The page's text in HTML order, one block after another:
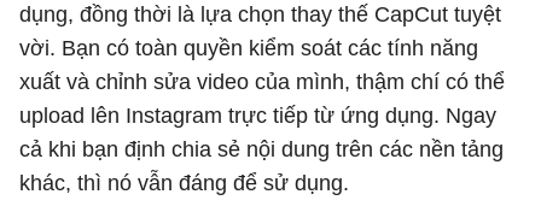
dụng, đồng thời là lựa chọn thay thế CapCut tuyệt
vời. Bạn có toàn quyền kiểm soát các tính năng
xuất và chỉnh sửa video của mình, thậm chí có thể
upload lên Instagram trực tiếp từ ứng dụng. Ngay
cả khi bạn định chia sẻ nội dung trên các nền tảng
khác, thì nó vẫn đáng để sử dụng.